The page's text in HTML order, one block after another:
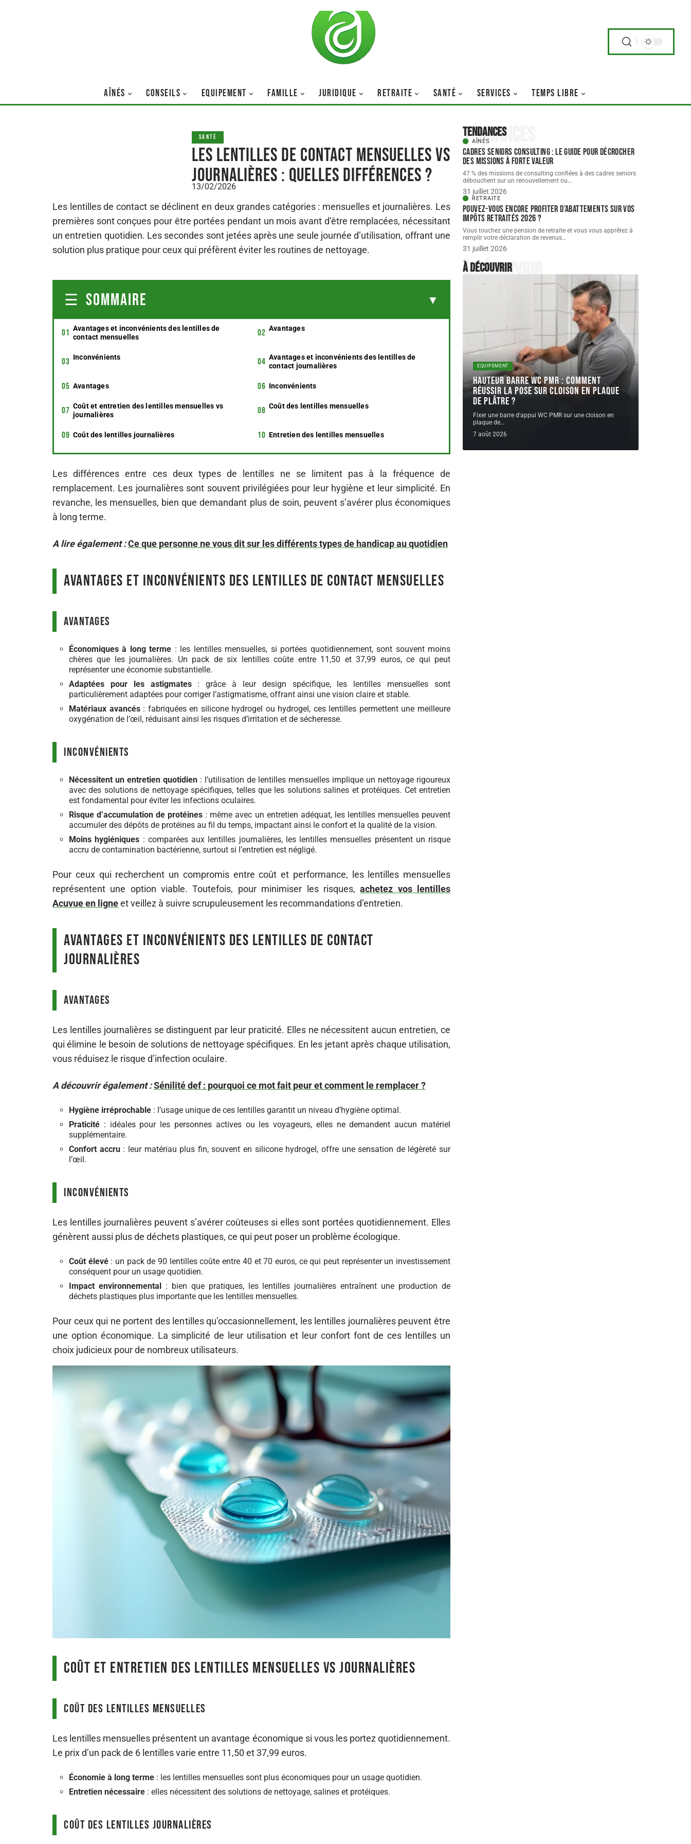
AÎNÉS CONSEILS EQUIPEMENT FAMILLE JURIDIQUE RETRAITE SANTÉ SERVICES TEMPS LIBRE
SANTÉ
Les lentilles de contact mensuelles vs
journalières : quelles différences ?
13/02/2026
Les lentilles de contact se déclinent en deux grandes catégories : mensuelles et journalières. Les
premières sont conçues pour être portées pendant un mois avant d’être remplacées, nécessitant
un entretien quotidien. Les secondes sont jetées après une seule journée d’utilisation, offrant une
solution plus pratique pour ceux qui préfèrent éviter les routines de nettoyage.
SOMMAIRE
Avantages et inconvénients des lentilles de
contact mensuelles
Avantages
Inconvénients
Avantages et inconvénients des lentilles de
contact journalières
Avantages Inconvénients
Coût et entretien des lentilles mensuelles vs
journalières
Coût des lentilles mensuelles
Coût des lentilles journalières Entretien des lentilles mensuelles
Les différences entre ces deux types de lentilles ne se limitent pas à la fréquence de
remplacement. Les journalières sont souvent privilégiées pour leur hygiène et leur simplicité. En
revanche, les mensuelles, bien que demandant plus de soin, peuvent s’avérer plus économiques
à long terme.
A lire également :Ce que personne ne vous dit sur les différents types de handicap au quotidien
Avantages et inconvénients des lentilles de contact mensuelles
Avantages
Économiques à long terme : les lentilles mensuelles, si portées quotidiennement, sont souvent moins
chères que les journalières. Un pack de six lentilles coûte entre 11,50 et 37,99 euros, ce qui peut
représenter une économie substantielle.
Adaptées pour les astigmates: grâce à leur design spécifique, les lentilles mensuelles sont
particulièrement adaptées pour corriger l’astigmatisme, offrant ainsi une vision claire et stable.
Matériaux avancés: fabriquées en silicone hydrogel ou hydrogel, ces lentilles permettent une meilleure
oxygénation de l’œil, réduisant ainsi les risques d’irritation et de sécheresse.
Inconvénients
Nécessitent un entretien quotidien : l’utilisation de lentilles mensuelles implique un nettoyage rigoureux
avec des solutions de nettoyage spécifiques, telles que les solutions salines et protéiques. Cet entretien
est fondamental pour éviter les infections oculaires.
Risque d’accumulation de protéines : même avec un entretien adéquat, les lentilles mensuelles peuvent
accumuler des dépôts de protéines au fil du temps, impactant ainsi le confort et la qualité de la vision.
Moins hygiéniques : comparées aux lentilles journalières, les lentilles mensuelles présentent un risque
accru de contamination bactérienne, surtout si l’entretien est négligé.
Pour ceux qui recherchent un compromis entre coût et performance, les lentilles mensuelles
représentent une option viable. Toutefois, pour minimiser les risques,achetez vos lentilles
Acuvue en ligneet veillez à suivre scrupuleusement les recommandations d’entretien.
Avantages et inconvénients des lentilles de contact
journalières
Avantages
Les lentilles journalières se distinguent par leur praticité. Elles ne nécessitent aucun entretien, ce
qui élimine le besoin de solutions de nettoyage spécifiques. En les jetant après chaque utilisation,
vous réduisez le risque d’infection oculaire.
A découvrir également :Sénilité def : pourquoi ce mot fait peur et comment le remplacer ?
Hygiène irréprochable : l’usage unique de ces lentilles garantit un niveau d’hygiène optimal.
Praticité : idéales pour les personnes actives ou les voyageurs, elles ne demandent aucun matériel
supplémentaire.
Confort accru: leur matériau plus fin, souvent en silicone hydrogel, offre une sensation de légèreté sur
l’œil.
Inconvénients
Les lentilles journalières peuvent s’avérer coûteuses si elles sont portées quotidiennement. Elles
génèrent aussi plus de déchets plastiques, ce qui peut poser un problème écologique.
Coût élevé: un pack de 90 lentilles coûte entre 40 et 70 euros, ce qui peut représenter un investissement
conséquent pour un usage quotidien.
Impact environnemental: bien que pratiques, les lentilles journalières entraînent une production de
déchets plastiques plus importante que les lentilles mensuelles.
Pour ceux qui ne portent des lentilles qu’occasionnellement, les lentilles journalières peuvent être
une option économique. La simplicité de leur utilisation et leur confort font de ces lentilles un
choix judicieux pour de nombreux utilisateurs.
Coût et entretien des lentilles mensuelles vs journalières
Coût des lentilles mensuelles
Les lentilles mensuelles présentent un avantage économique si vous les portez quotidiennement.
Le prix d’un pack de 6 lentilles varie entre 11,50 et 37,99 euros.
Économie à long terme : les lentilles mensuelles sont plus économiques pour un usage quotidien.
Entretien nécessaire : elles nécessitent des solutions de nettoyage, salines et protéiques.
Coût des lentilles journalières
Tendances
Tendances
AÎNÉS
Cadres seniors consulting : le guide pour décrocher
des missions à forte valeur
47 % des missions de consulting confiées à des cadres seniors
débouchent sur un renouvellement ou…
31 juillet 2026
RETRAITE
Pouvez-vous encore profiter d’abattements sur vos
impôts retraités 2026 ?
Vous touchez une pension de retraite et vous vous apprêtez à
remplir votre déclaration de revenus…
31 juillet 2026
À découvrir
À découvrir
EQUIPEMENT
Hauteur barre WC PMR : comment
réussir la pose sur cloison en plaque
de plâtre ?
Fixer une barre d'appui WC PMR sur une cloison en
plaque de…
7 août 2026